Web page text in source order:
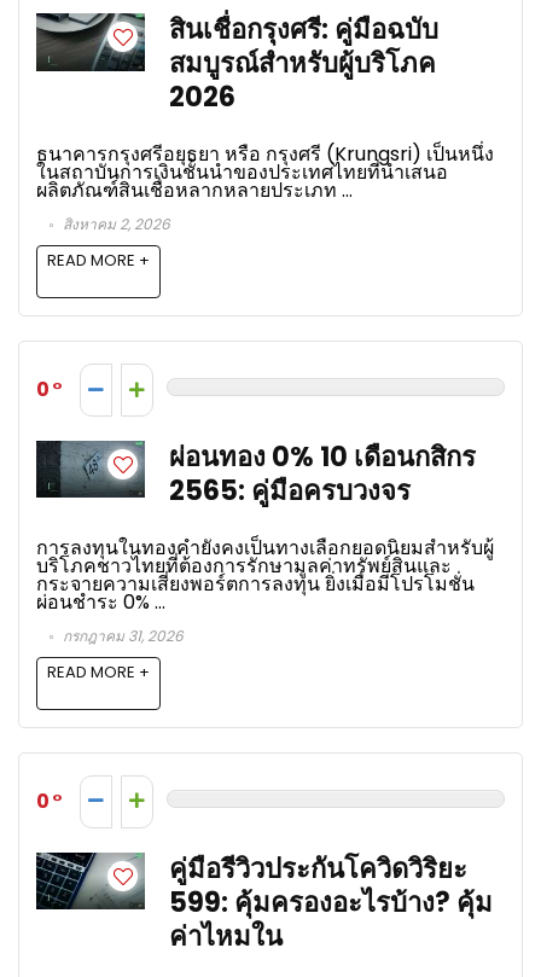
สินเชื่อกรุงศรี: คู่มือฉบับ
สมบูรณ์สำหรับผู้บริโภค
2026
ธนาคารกรุงศรีอยุธยา หรือ กรุงศรี (Krungsri) เป็นหนึ่ง
ในสถาบันการเงินชั้นนำของประเทศไทยที่นำเสนอ
ผลิตภัณฑ์สินเชื่อหลากหลายประเภท ...
สิงหาคม 2, 2026
READ MORE +
0
ผ่อนทอง 0% 10 เดือนกสิกร
2565: คู่มือครบวงจร
การลงทุนในทองคำยังคงเป็นทางเลือกยอดนิยมสำหรับผู้
บริโภคชาวไทยที่ต้องการรักษามูลค่าทรัพย์สินและ
กระจายความเสี่ยงพอร์ตการลงทุน ยิ่งเมื่อมีโปรโมชั่น
ผ่อนชำระ 0% ...
กรกฎาคม 31, 2026
READ MORE +
0
คู่มือรีวิวประกันโควิดวิริยะ
599: คุ้มครองอะไรบ้าง? คุ้ม
ค่าไหมใน